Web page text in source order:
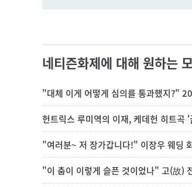
네티즌화제에 대해 원하는
"대체 이게 어떻게 심의를 통과했지?"
헌트릭스 루미역의 이재, 케데헌 히트곡
"여러분~ 저 장가갑니다!" 이장우 웨딩
"이 춤이 이렇게 슬픈 것이었나" 고(故)